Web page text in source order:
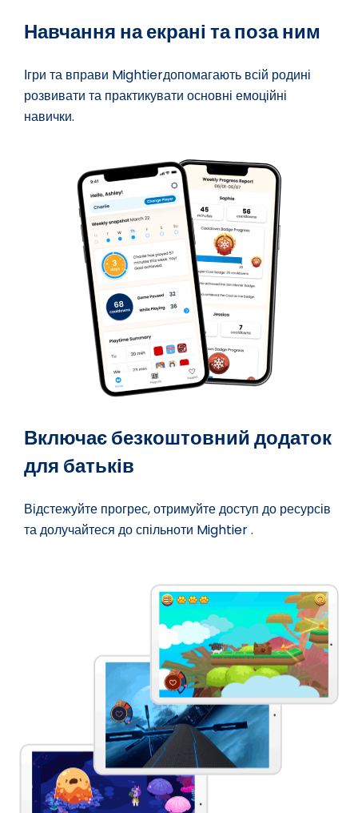
Навчання на екрані та поза ним
Ігри та вправи Mightierдопомагають всій родині
розвивати та практикувати основні емоційні
навички.
Включає безкоштовний додаток
для батьків
Відстежуйте прогрес, отримуйте доступ до ресурсів
та долучайтеся до спільноти Mightier .